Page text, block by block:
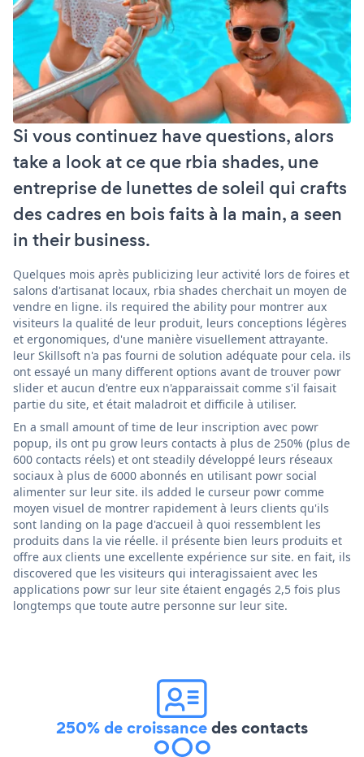
Si vous continuez have questions, alors
take a look at ce que rbia shades, une
entreprise de lunettes de soleil qui crafts
des cadres en bois faits à la main, a seen
in their business.
Quelques mois après publicizing leur activité lors de foires et
salons d'artisanat locaux, rbia shades cherchait un moyen de
vendre en ligne. ils required the ability pour montrer aux
visiteurs la qualité de leur produit, leurs conceptions légères
et ergonomiques, d'une manière visuellement attrayante.
leur Skillsoft n'a pas fourni de solution adéquate pour cela. ils
ont essayé un many different options avant de trouver powr
slider et aucun d'entre eux n'apparaissait comme s'il faisait
partie du site, et était maladroit et difficile à utiliser.
En a small amount of time de leur inscription avec powr
popup, ils ont pu grow leurs contacts à plus de 250% (plus de
600 contacts réels) et ont steadily développé leurs réseaux
sociaux à plus de 6000 abonnés en utilisant powr social
alimenter sur leur site. ils added le curseur powr comme
moyen visuel de montrer rapidement à leurs clients qu'ils
sont landing on la page d'accueil à quoi ressemblent les
produits dans la vie réelle. il présente bien leurs produits et
offre aux clients une excellente expérience sur site. en fait, ils
discovered que les visiteurs qui interagissaient avec les
applications powr sur leur site étaient engagés 2,5 fois plus
longtemps que toute autre personne sur leur site.
250% de croissancedes contacts